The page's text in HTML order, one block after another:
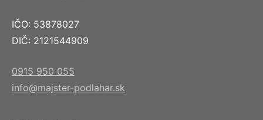
IČO: 53878027
DIČ: 2121544909
0915 950 055
info@majster-podlahar.sk